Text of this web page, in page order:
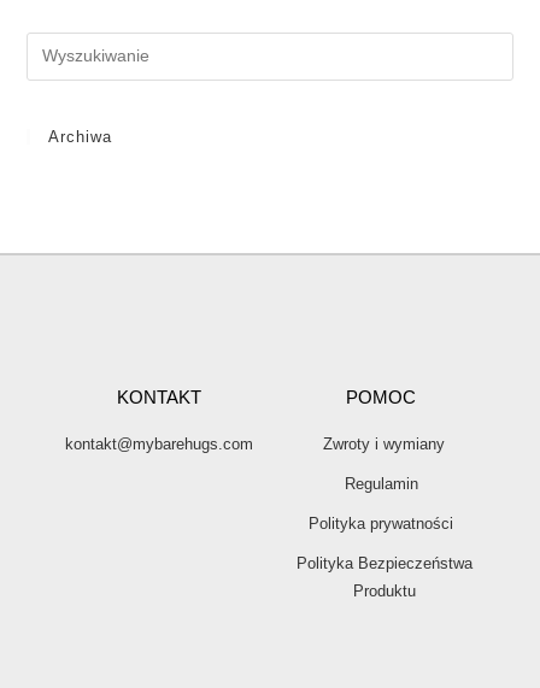
Archiwa
KONTAKT
kontakt@mybarehugs.com
POMOC
Zwroty i wymiany
Regulamin
Polityka prywatności
Polityka Bezpieczeństwa
Produktu